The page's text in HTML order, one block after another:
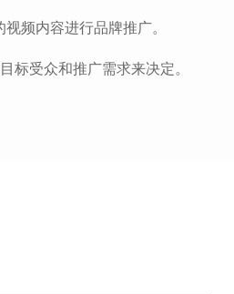
频内容进行品牌推广‌。
标受众和推广需求来决定。